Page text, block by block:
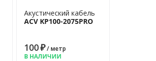
Акустический кабель
ACV KP100-2075PRO
100₽/ метр
В НАЛИЧИИ